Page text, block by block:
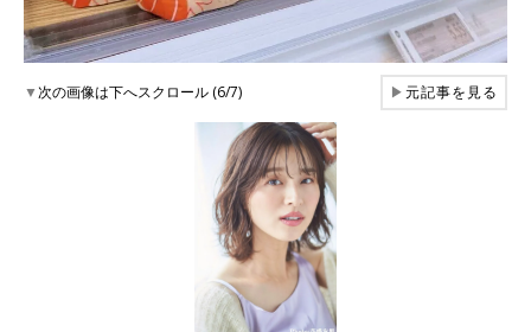
▼次の画像は下へスクロール (6/7) ▶元記事を見る